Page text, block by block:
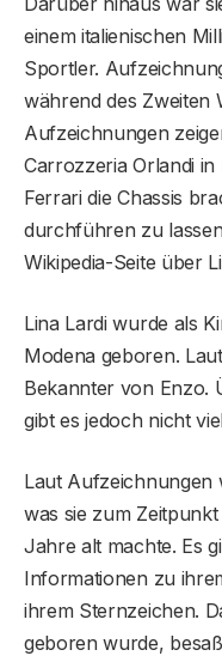
einem italienischen
Sportler.
während des Zweiten
Aufzeichnungen
Carrozzeria Orlandi
Ferrari die Chassis
durchführen zu
Wikipedia-Seite über
Lina Lardi wurde als
Modena geboren.
Bekannter von Enzo.
gibt es jedoch nicht
Laut Aufzeichnungen
was sie zum
Jahre alt machte. Es
Informationen zu
ihrem Sternzeichen.
geboren wurde,